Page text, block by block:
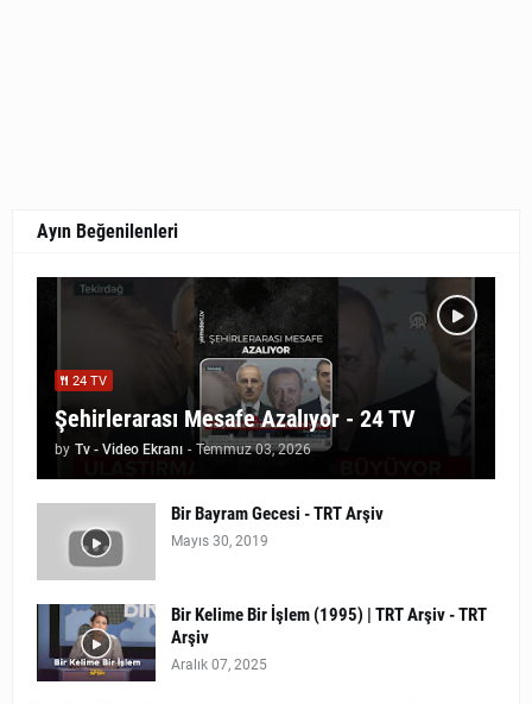
Ayın Beğenilenleri
24 TV
Şehirlerarası Mesafe Azalıyor - 24 TV
by Tv - Video Ekranı - Temmuz 03, 2026
Bir Bayram Gecesi - TRT Arşiv
Mayıs 30, 2019
Bir Kelime Bir İşlem (1995) | TRT Arşiv - TRT
Arşiv
Aralık 07, 2025